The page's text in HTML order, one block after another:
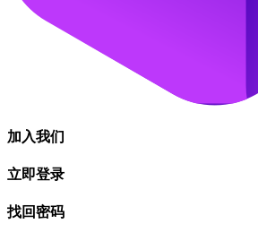
加入我们
立即登录
找回密码